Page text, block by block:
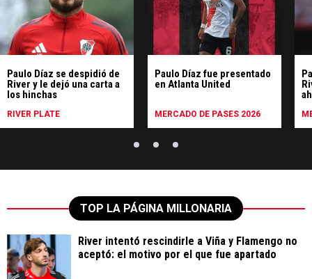
Paulo Díaz se despidió de
River y le dejó una carta a
los hinchas
RIVER PLATE
Paulo Díaz fue presentado
en Atlanta United
MERCADO DE PASES 2026
TOP LA PÁGINA MILLONARIA
River intentó rescindirle a Viña y Flamengo no
aceptó: el motivo por el que fue apartado